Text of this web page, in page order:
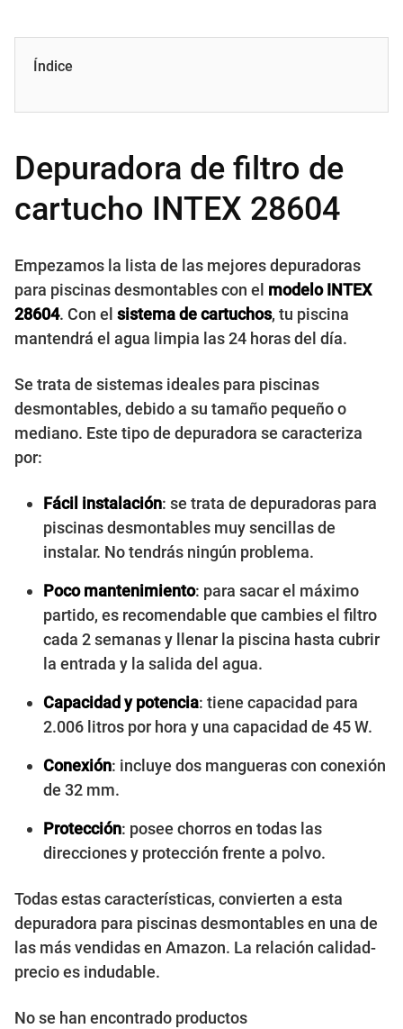
Índice
Depuradora de filtro de
cartucho INTEX 28604
Empezamos la lista de las mejores depuradoras
para piscinas desmontables con el modelo INTEX
28604. Con el sistema de cartuchos, tu piscina
mantendrá el agua limpia las 24 horas del día.
Se trata de sistemas ideales para piscinas
desmontables, debido a su tamaño pequeño o
mediano. Este tipo de depuradora se caracteriza
por:
Fácil instalación: se trata de depuradoras para
piscinas desmontables muy sencillas de
instalar. No tendrás ningún problema.
Poco mantenimiento: para sacar el máximo
partido, es recomendable que cambies el filtro
cada 2 semanas y llenar la piscina hasta cubrir
la entrada y la salida del agua.
Capacidad y potencia: tiene capacidad para
2.006 litros por hora y una capacidad de 45 W.
Conexión: incluye dos mangueras con conexión
de 32 mm.
Protección: posee chorros en todas las
direcciones y protección frente a polvo.
Todas estas características, convierten a esta
depuradora para piscinas desmontables en una de
las más vendidas en Amazon. La relación calidad-
precio es indudable.
No se han encontrado productos